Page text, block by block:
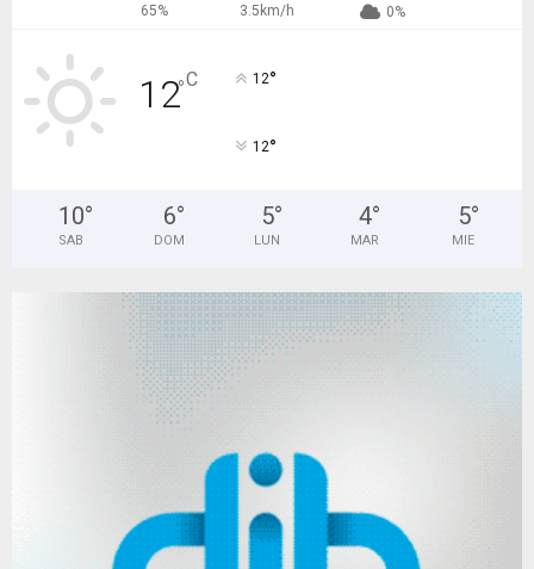
65% 3.5km/h 0%
12°C 12°
12°
10°
SAB
6°
DOM
5°
LUN
4°
MAR
5°
MIE